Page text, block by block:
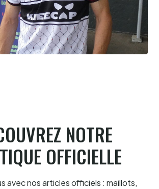
NOTRE
OFFICIELLE
avec nos articles officiels : maillots,